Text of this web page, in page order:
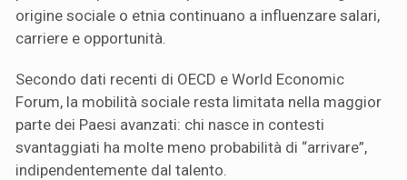
origine sociale o etnia continuano a influenzare salari,
carriere e opportunità.
Secondo dati recenti di OECD e World Economic
Forum, la mobilità sociale resta limitata nella maggior
parte dei Paesi avanzati: chi nasce in contesti
svantaggiati ha molte meno probabilità di “arrivare”,
indipendentemente dal talento.